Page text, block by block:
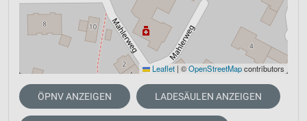
Leaflet | ©OpenStreetMapcontributors
ÖPNV ANZEIGEN LADESÄULEN ANZEIGEN